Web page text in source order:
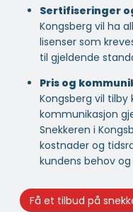
Sertifiseringer
Kongsberg vil ha
lisenser som
til gjeldende
Pris og
Kongsberg vil tilby
kommunikasjon
Snekkeren i
kostnader og
kundens behov og
Få et tilbud på